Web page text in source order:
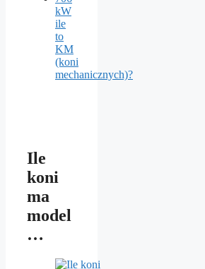
kW
ile
to
KM
(koni
mechanicznych)?
Ile
koni
ma
model
…